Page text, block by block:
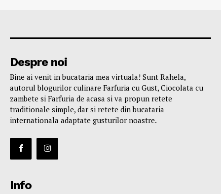
Despre noi
Bine ai venit in bucataria mea virtuala! Sunt Rahela,
autorul blogurilor culinare Farfuria cu Gust, Ciocolata cu
zambete si Farfuria de acasa si va propun retete
traditionale simple, dar si retete din bucataria
internationala adaptate gusturilor noastre.
Info